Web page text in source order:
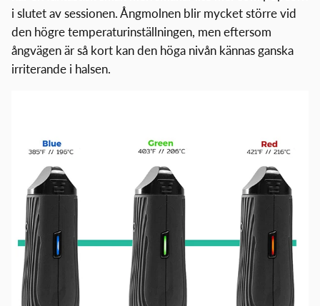
i slutet av sessionen. Ångmolnen blir mycket större vid
den högre temperaturinställningen, men eftersom
ångvägen är så kort kan den höga nivån kännas ganska
irriterande i halsen.